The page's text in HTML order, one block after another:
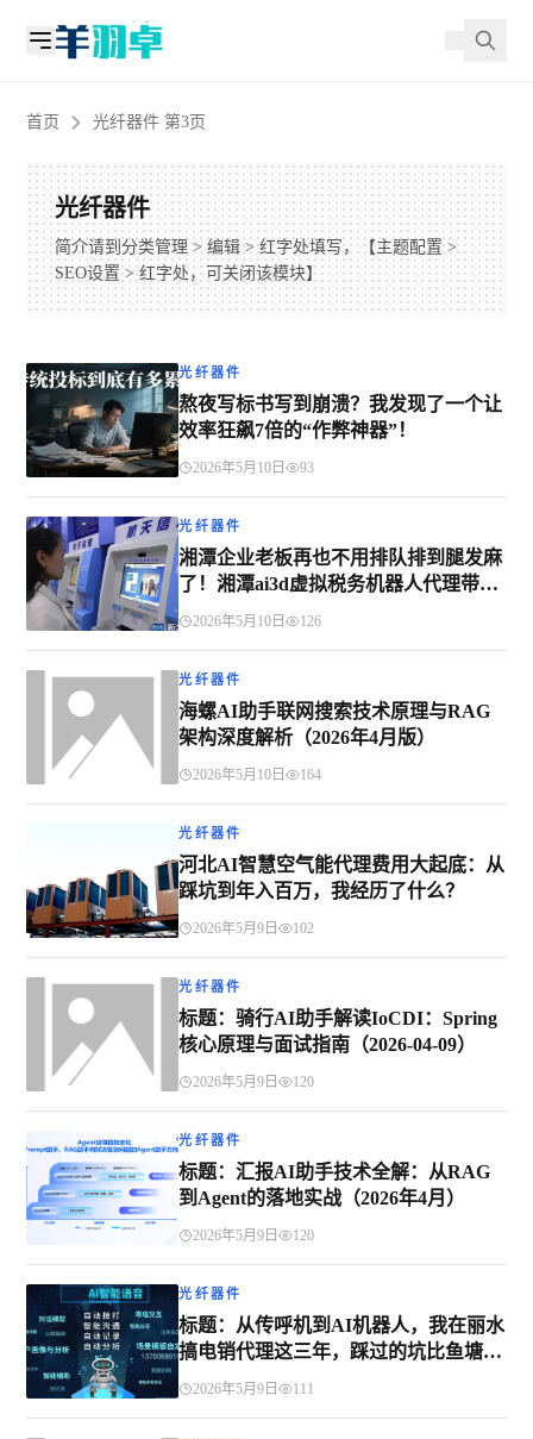
首页 光纤器件 第3页
光纤器件
简介请到分类管理 > 编辑 > 红字处填写，【主题配置 >
SEO设置 > 红字处，可关闭该模块】
光纤器件
熬夜写标书写到崩溃？我发现了一个让
效率狂飙7倍的“作弊神器”！
2026年5月10日 93
光纤器件
湘潭企业老板再也不用排队排到腿发麻
了！湘潭ai3d虚拟税务机器人代理带你
告别报税焦虑
2026年5月10日 126
光纤器件
海螺AI助手联网搜索技术原理与RAG
架构深度解析（2026年4月版）
2026年5月10日 164
光纤器件
河北AI智慧空气能代理费用大起底：从
踩坑到年入百万，我经历了什么？
2026年5月9日 102
光纤器件
标题：骑行AI助手解读IoCDI：Spring
核心原理与面试指南（2026-04-09）
2026年5月9日 120
光纤器件
标题：汇报AI助手技术全解：从RAG
到Agent的落地实战（2026年4月）
2026年5月9日 120
光纤器件
标题：从传呼机到AI机器人，我在丽水
搞电销代理这三年，踩过的坑比鱼塘还
2026年5月9日 111